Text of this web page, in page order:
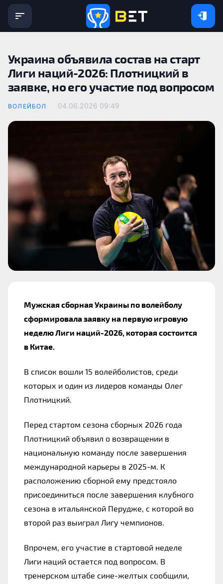
Украина объявила состав на старт
Лиги наций-2026: Плотницкий в
заявке, но его участие под вопросом
ВОЛЕЙБОЛ 04.06.2026 09:49
Мужская сборная Украины по волейболу
сформировала заявку на первую игровую
неделю Лиги наций-2026, которая состоится
в Китае.
В список вошли 15 волейболистов, среди
которых и один из лидеров команды Олег
Плотницкий.
Перед стартом сезона сборных 2026 года
Плотницкий объявил о возвращении в
национальную команду после завершения
международной карьеры в 2025-м. К
расположению сборной ему предстояло
присоединиться после завершения клубного
сезона в итальянской Перудже, с которой во
второй раз выиграл Лигу чемпионов.
Впрочем, его участие в стартовой неделе
Лиги наций остается под вопросом. В
тренерском штабе сине-желтых сообщили,